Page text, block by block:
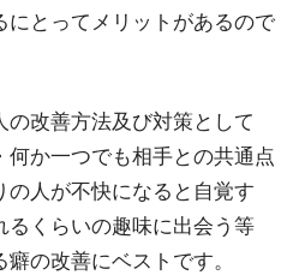
にとってメリットがあるので
改善方法及び対策として
何か一つでも相手との共通点
の人が不快になると自覚す
るくらいの趣味に出会う等
の改善にベストです。